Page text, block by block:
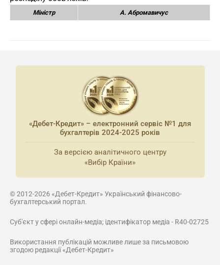
Міністр А. Абромавичус
«Дебет-Кредит» – електронний сервіс №1 для
бухгалтерів 2024-2025 років
За версією аналітичного центру
«Вибір Країни»
© 2012-2026 «Дебет-Кредит» Український фінансово-
бухгалтерський портал.
Суб'єкт у сфері онлайн-медіа; ідентифікатор медіа - R40-02725
Використання публікацій можливе лише за письмовою
згодою редакції «Дебет-Кредит»